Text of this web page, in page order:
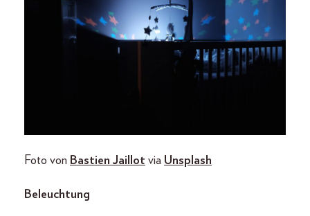
Foto von Bastien Jaillot via Unsplash
Beleuchtung